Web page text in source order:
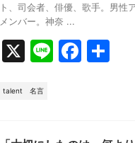
ト、司会者、俳優、歌手。男
メンバー。神奈 ...
X
Li F
talent 名言